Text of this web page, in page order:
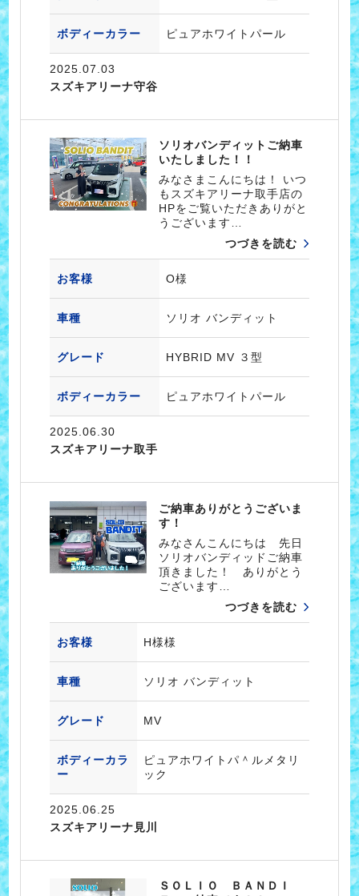
ボディーカラー ピュアホワイトパール
2025.07.03
スズキアリーナ守谷
ソリオバンディットご納車
いたしました！！
みなさまこんにちは！ いつ
もスズキアリーナ取手店の
HPをご覧いただきありがと
うございます…
つづきを読む
お客様 O様
車種 ソリオ バンディット
グレード HYBRID MV ３型
ボディーカラー ピュアホワイトパール
2025.06.30
スズキアリーナ取手
ご納車ありがとうございま
す！
みなさんこんにちは 先日
ソリオバンディッドご納車
頂きました！ ありがとう
ございます…
つづきを読む
お客様 H様様
車種 ソリオ バンディット
グレード MV
ボディーカラ
ー
ピュアホワイトパ＾ルメタリ
ック
2025.06.25
スズキアリーナ見川
ＳＯＬＩＯ ＢＡＮＤＩ